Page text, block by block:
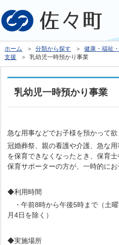
ホーム ＞分類から探す ＞健康・福祉
支援
＞ 乳幼児一時預かり事業
乳幼児一時預かり事業
急な用事などでお子様を預かって
冠婚葬祭、親の看護や介護、急な
を保育できなくなったとき、保育
保育サポーターの方が、一時的にお
◆利用時間
・午前8時から午後5時まで（土
月4日を除く）
◆実施場所